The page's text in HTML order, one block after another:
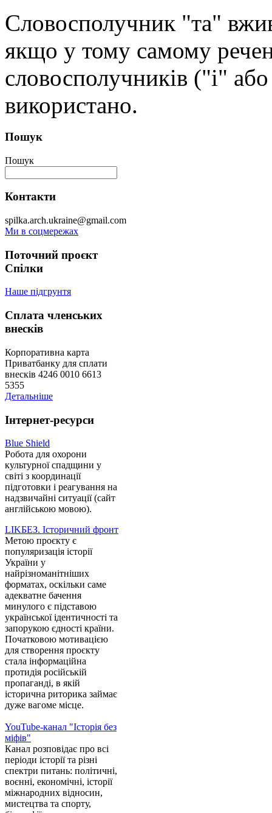
Словосполучник "та"
якщо у тому самому
словосполучників ("і"
використано.
Пошук
Пошук
Контакти
spilka.arch.ukraine@gmail.com
Ми в соцмережах
Поточний проєкт
Спілки
Наше підгрунтя
Сплата членських
внесків
Корпоративна карта
Приватбанку для сплати
внесків 4246 0010 6613
5355
Детальніше
Інтернет-ресурси
Blue Shield
Робота для охорони
культурної спадщини у
світі з координації
підготовки і реагування на
надзвичайні ситуації (сайт
англійською мовою).
LIKБЕЗ. Історичний фронт
Метою проєкту є
популяризація історії
України у
найрізноманітніших
форматах, оскільки саме
адекватне бачення
минулого є підставою
української ідентичності та
запорукою єдності країни.
Початковою мотивацією
для створення проєкту
стала інформаційна
протидія російській
пропаганді, в якій
історична риторика займає
дуже вагоме місце.
YouTube-канал "Історія без
міфів"
Канал розповідає про всі
періоди історії та різні
спектри питань: політичні,
воєнні, економічні, історії
міжнародних відносин,
мистецтва та спорту,